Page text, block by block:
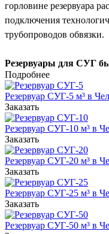
горловине резервуара
подключения
трубопроводов обвязки.
Резервуары для СУГ
по размещению:
наземные;
подземные.
Отличием подземных
следующем: подземные
усиленного типа и
резервуаров подземного
расстояние между АГЗС
строениями,
Подробнее
Резервуар СУГ-5 м³ в
Заказать
Резервуар СУГ-10 м³ в
Заказать
Резервуар СУГ-20 м³ в
Заказать
Резервуар СУГ-25 м³ в
Заказать
Резервуар СУГ-50 м³ в